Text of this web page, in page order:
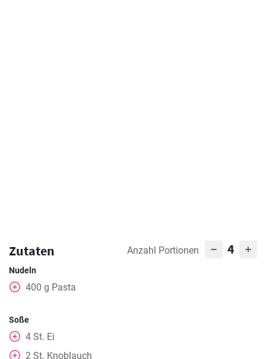
Zutaten Anzahl Portionen 4
Nudeln
400 g Pasta
Soße
4 St. Ei
2 St. Knoblauch